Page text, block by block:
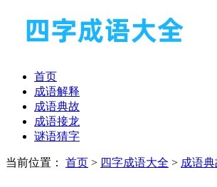
首页
成语解释
成语典故
成语接龙
谜语猜字
当前位置： 首页 > 四字成语大全 > 成语典